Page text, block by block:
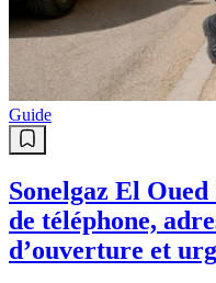
Guide
Sonelgaz El
de téléphone,
d’ouverture et